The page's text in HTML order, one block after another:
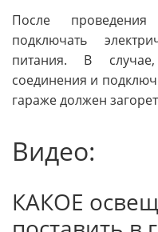
После
подключать
питания. В
соединения и
гараже должен
Видео:
КАКОЕ